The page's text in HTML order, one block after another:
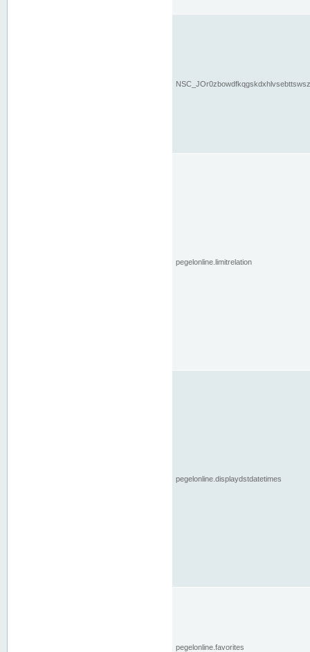
pegelonline.limitrelation
pegelonline.displaydstdatetimes
pegelonline.favorites